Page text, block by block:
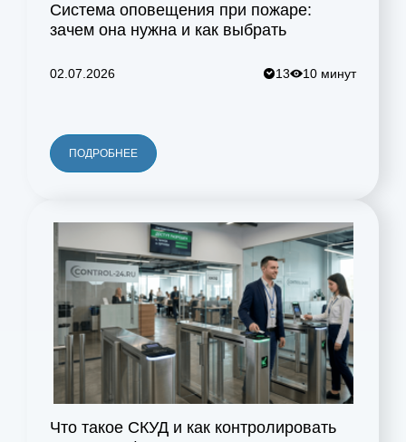
Система оповещения при пожаре:
зачем она нужна и как выбрать
02.07.2026 13 10 минут
ПОДРОБНЕЕ
Что такое СКУД и как контролировать